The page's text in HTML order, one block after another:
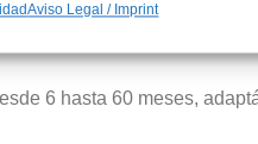
Aviso Legal / Imprint
6 hasta 60 meses,